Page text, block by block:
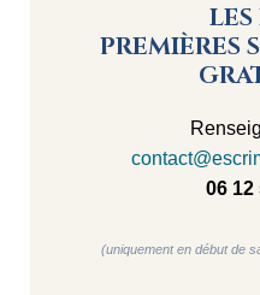
PREMIÈRES
06 12
(uniquement en début de